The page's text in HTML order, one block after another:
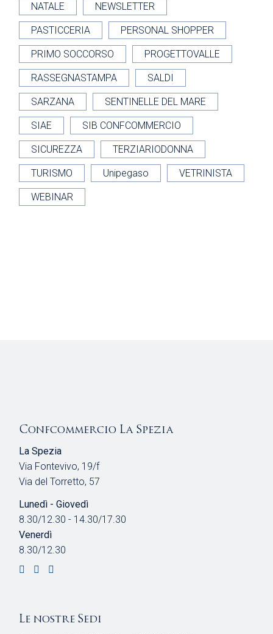
NATALE NEWSLETTER
PASTICCERIA PERSONAL SHOPPER
PRIMO SOCCORSO PROGETTOVALLE
RASSEGNASTAMPA SALDI
SARZANA SENTINELLE DEL MARE
SIAE SIB CONFCOMMERCIO
SICUREZZA TERZIARIODONNA
TURISMO Unipegaso VETRINISTA
WEBINAR
Confcommercio La Spezia
La Spezia
Via Fontevivo, 19/f
Via del Torretto, 57
Lunedì - Giovedì
8.30/12.30 - 14.30/17.30
Venerdì
8.30/12.30
Le nostre Sedi